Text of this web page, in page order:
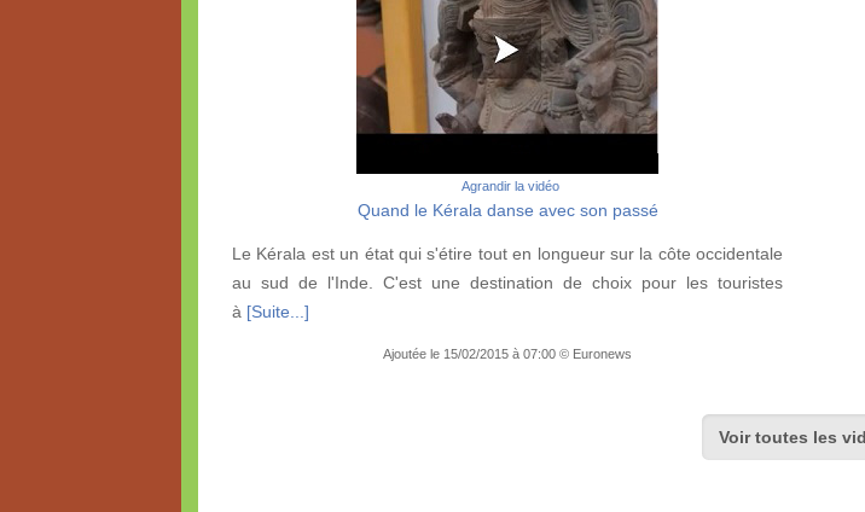
Agrandir la vidéo
Quand le Kérala danse avec son passé
Le Kérala est un état qui s'étire tout en longueur sur la côte occidentale
au sud de l'Inde. C'est une destination de choix pour les touristes
à [Suite...]
Ajoutée le 15/02/2015 à 07:00 © Euronews
Voir toutes les